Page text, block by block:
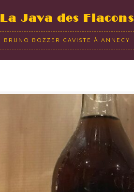
La Java des Flacons
BRUNO BOZZER CAVISTE À ANNECY